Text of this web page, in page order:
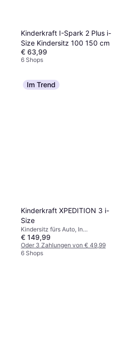
Kinderkraft I-Spark 2 Plus i-
Size Kindersitz 100 150 cm
€ 63,99
6 Shops
Im Trend
Kinderkraft XPEDITION 3 i-
Size
Kindersitz fürs Auto, In
Fahrtrichtung, Gegen die
Fahrtrichtung, i-Size, UN R129,
Waschbarer Bezug,
€ 149,99
Oder 3 Zahlungen von € 49,99
6 Shops